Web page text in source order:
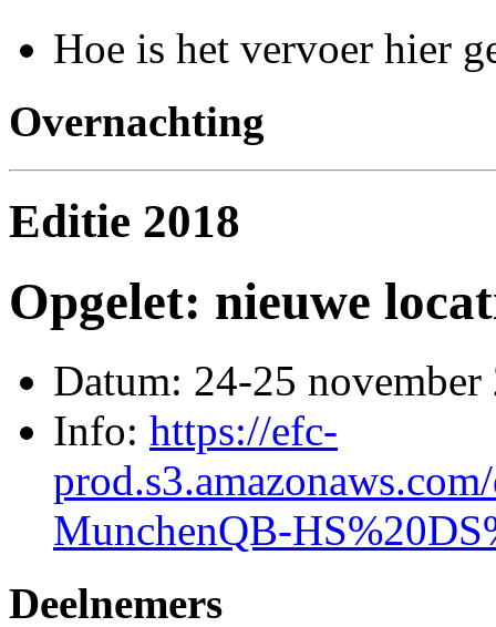
Hoe is het vervoer hier
Overnachting
Editie 2018
Opgelet: nieuwe
Datum: 24-25 november
Info: https://efc-
MunchenQB-
Deelnemers